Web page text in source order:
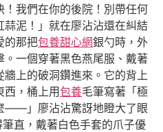
我們在你的後院！別帶任何
泥！」就在廖沾沾還在糾結
的那把包養甜心網銀勺時，外
一個穿著黑色燕尾服、戴著
上的破洞鑽進來。它的背上
西，桶上用包養毛筆寫著「極
——」廖沾沾驚訝地瞪大了眼
直，戴著白色手套的爪子優